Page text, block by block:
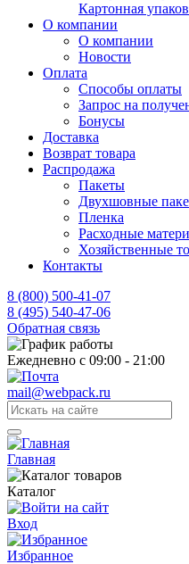
Картонная
О компании
О компании
Новости
Оплата
Способы оплаты
Запрос на
Бонусы
Доставка
Возврат товара
Распродажа
Пакеты
Двухшовные
Пленка
Расходные
Хозяйственные
Контакты
8 (800) 500-41-07
8 (495) 540-47-06
Обратная связь
Ежедневно с 09:00 - 21:00
mail@webpack.ru
Главная
Каталог
Вход
Избранное